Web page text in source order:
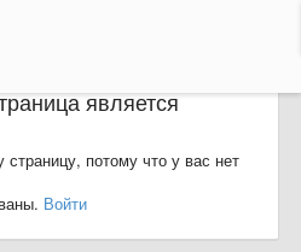
является
потому что у вас нет
Войти